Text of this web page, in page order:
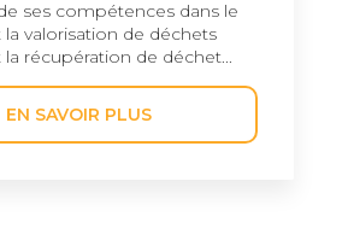
ses compétences dans le
la valorisation de déchets
récupération de déchet...
EN SAVOIR PLUS